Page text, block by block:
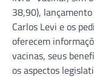
38,90),
Carlos Levi e os
oferecem
vacinas, seus
os aspectos